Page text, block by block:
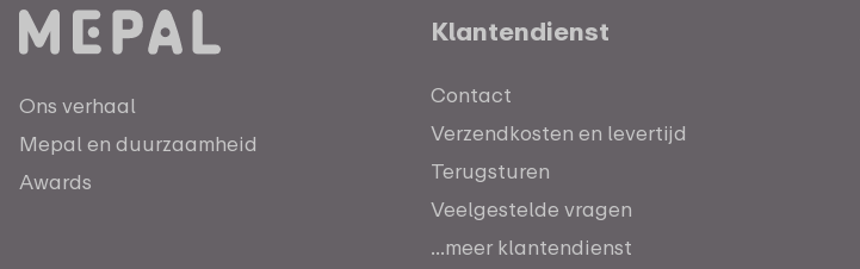
Ons verhaal
Mepal en duurzaamheid
Awards
Klantendienst
Contact
Verzendkosten en levertijd
Terugsturen
Veelgestelde vragen
...meer klantendienst